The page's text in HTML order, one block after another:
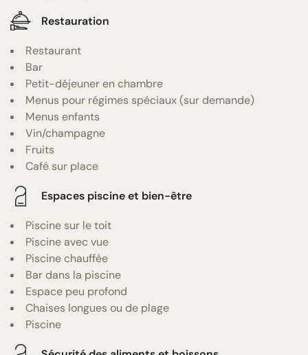
Restauration
Restaurant
Bar
Petit-déjeuner en chambre
Menus pour régimes spéciaux (sur demande)
Menus enfants
Vin/champagne
Fruits
Café sur place
Espaces piscine et bien-être
Piscine sur le toit
Piscine avec vue
Piscine chauffée
Bar dans la piscine
Espace peu profond
Chaises longues ou de plage
Piscine